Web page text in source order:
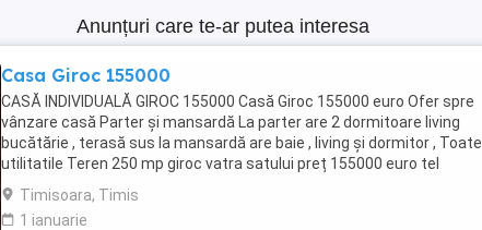
Anunțuri care te-ar putea interesa
Casa Giroc 155000
CASĂ INDIVIDUALĂ GIROC 155000 Casă Giroc 155000 euro Ofer spre
vânzare casă Parter și mansardă La parter are 2 dormitoare living
bucătărie , terasă sus la mansardă are baie , living și dormitor , Toate
utilitatile Teren 250 mp giroc vatra satului preț 155000 euro tel
0727516012
Timisoara, Timis
1 ianuarie